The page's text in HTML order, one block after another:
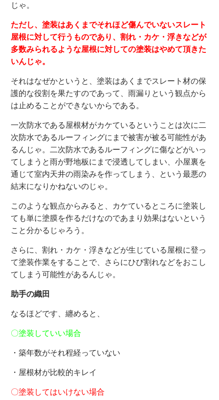
じゃ。
ただし、塗装はあくまでそれほど傷んでいないスレート
屋根に対して行うものであり、割れ・カケ・浮きなどが
多数みられるような屋根に対しての塗装はやめて頂きた
いんじゃ。
それはなぜかというと、塗装はあくまでスレート材の保
護的な役割を果たすのであって、雨漏りという観点から
は止めることができないからである。
一次防水である屋根材がカケているということは次に二
次防水であるルーフィングにまで被害が被る可能性があ
るんじゃ。二次防水であるルーフィングに傷などがいっ
てしまうと雨が野地板にまで浸透してしまい、小屋裏を
通じて室内天井の雨染みを作ってしまう、という最悪の
結末になりかねないのじゃ。
このような観点からみると、カケているところに塗装し
ても単に塗膜を作るだけなのであまり効果はないという
こと分かるじゃろう。
さらに、割れ・カケ・浮きなどが生じている屋根に登っ
て塗装作業をすることで、さらにひび割れなどをおこし
てしまう可能性があるんじゃ。
助手の織田
なるほどです、纏めると、
〇塗装していい場合
・築年数がそれ程経っていない
・屋根材が比較的キレイ
〇塗装してはいけない場合